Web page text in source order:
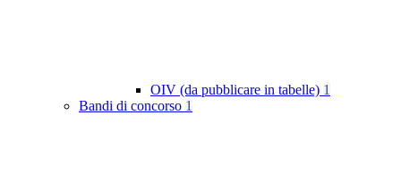
OIV (da pubblicare in tabelle) 1
Bandi di concorso 1